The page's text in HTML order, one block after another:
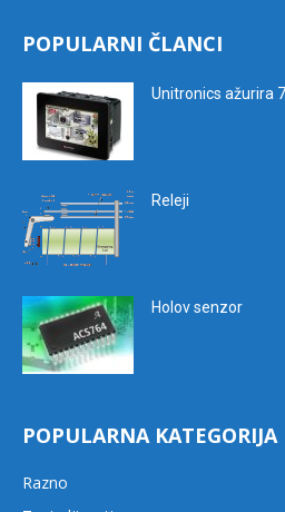
POPULARNI ČLANCI
Unitronics ažurira
Releji
Holov senzor
POPULARNA KATEGORIJA
Razno